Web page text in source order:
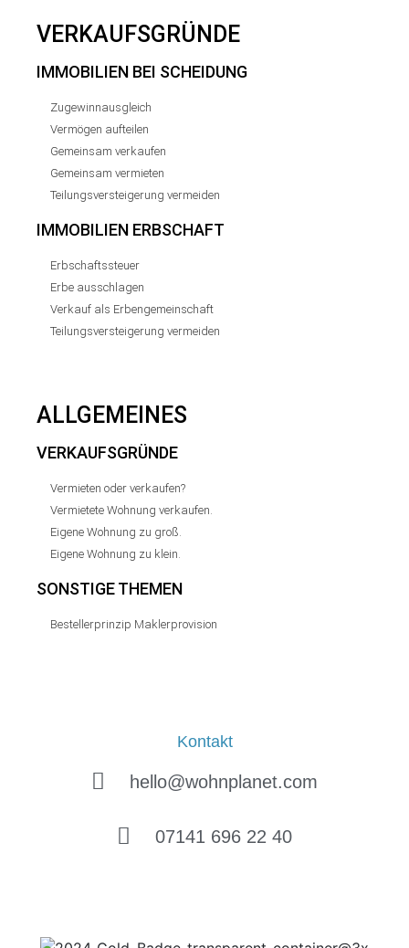
VERKAUFSGRÜNDE
IMMOBILIEN BEI SCHEIDUNG
Zugewinnausgleich
Vermögen aufteilen
Gemeinsam verkaufen
Gemeinsam vermieten
Teilungsversteigerung vermeiden
IMMOBILIEN ERBSCHAFT
Erbschaftssteuer
Erbe ausschlagen
Verkauf als Erbengemeinschaft
Teilungsversteigerung vermeiden
ALLGEMEINES
VERKAUFSGRÜNDE
Vermieten oder verkaufen?
Vermietete Wohnung verkaufen.
Eigene Wohnung zu groß.
Eigene Wohnung zu klein.
SONSTIGE THEMEN
Bestellerprinzip Maklerprovision
Kontakt
hello@wohnplanet.com
07141 696 22 40